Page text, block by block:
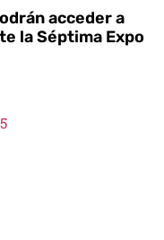
acceder a
la Séptima Expo
5